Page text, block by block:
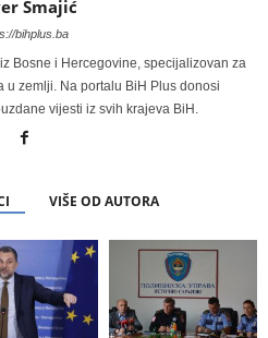
Smajić
bihplus.ba
Bosne i Hercegovine, specijalizovan za
zemlji. Na portalu BiH Plus donosi
vijesti iz svih krajeva BiH.
VIŠE OD AUTORA